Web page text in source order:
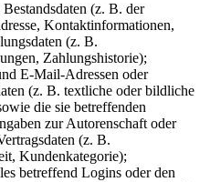
Bestandsdaten (z. B. der
Kontaktinformationen,
(z. B.
Zahlungshistorie);
E-Mail-Adressen oder
(z. B. textliche oder bildliche
die sie betreffenden
zur Autorenschaft oder
(z. B.
Kundenkategorie);
betreffend Logins oder den